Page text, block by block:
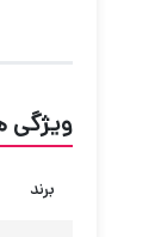
برند